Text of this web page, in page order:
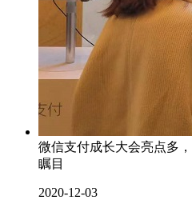
微信支付成长大会亮点多
瞩目
2020-12-03